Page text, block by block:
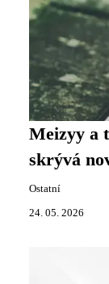
Meizyy a
skrývá
Ostatní
24. 05. 2026